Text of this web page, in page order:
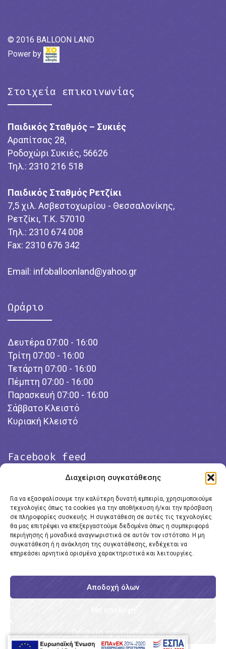
Διαχείριση συγκατάθεσης
Για να εξασφαλίσουμε την καλύτερη δυνατή εμπειρία, χρησιμοποιούμε
τεχνολογίες όπως τα cookies για την αποθήκευση ή/και την πρόσβαση
σε πληροφορίες συσκευής. Η συγκατάθεση σε αυτές τις τεχνολογίες
θα μας επιτρέψει να επεξεργαστούμε δεδομένα όπως η συμπεριφορά
περιήγησης ή μοναδικά αναγνωριστικά σε αυτόν τον ιστότοπο. Η μη
συγκατάθεση ή η ανάκληση της συγκατάθεσης, ενδέχεται να
επηρεάσει αρνητικά ορισμένα χαρακτηριστικά και λειτουργίες.
Αποδοχή όλων
Προβολή προτιμήσεων
© 2016 BALLOON LAND
Power by
Στοιχεία επικοινωνίας
Παιδικός Σταθμός – Συκιές
Αραπίτσας 28,
Ροδοχώρι Συκιές, 56626
Τηλ.: 2310 216 518
Παιδικός Σταθμός Ρετζίκι
7,5 χιλ. Ασβεστοχωρίου - Θεσσαλονίκης,
Ρετζίκι, Τ.Κ. 57010
Τηλ.: 2310 674 008
Fax: 2310 676 342
Email: infoballoonland@yahoo.gr
Ωράριο
Δευτέρα 07:00 - 16:00
Τρίτη 07:00 - 16:00
Τετάρτη 07:00 - 16:00
Πέμπτη 07:00 - 16:00
Παρασκευή 07:00 - 16:00
Σάββατο Κλειστό
Κυριακή Κλειστό
Facebook feed
Click to accept marketing cookies and